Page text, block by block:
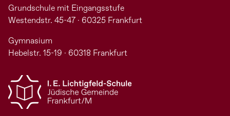
Grundschule mit Eingangsstufe
Westendstr. 45-47 · 60325 Frankfurt
Gymnasium
Hebelstr. 15-19 · 60318 Frankfurt